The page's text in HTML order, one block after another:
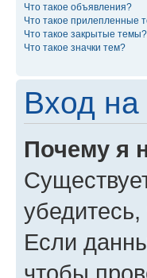
Что такое объявления?
Что такое прилепленные
Что такое закрытые темы?
Что такое значки тем?
Вход
Почему я
Если